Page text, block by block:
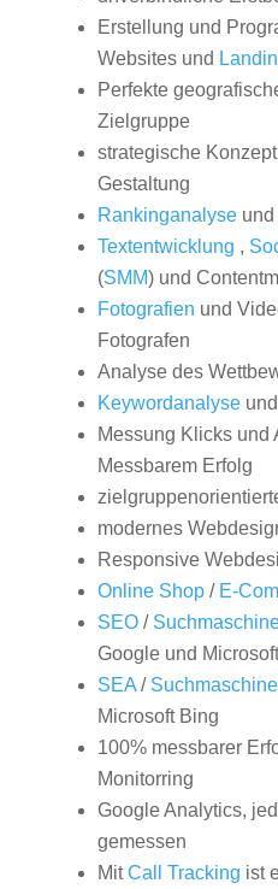
Erstellung und
Websites und
Perfekte
Zielgruppe
strategische
Gestaltung
Rankinganalyseund
Textentwicklung ,
(SMM) und
Fotografien und
Fotografen
Analyse des
Keywordanalyseund
Messung Klicks und
Messbarem Erfolg
modernes
Responsive
Online Shop/ E-
SEO/
Google und
SEA/
Microsoft Bing
100% messbarer
Monitorring
Google Analytics,
gemessen
MitCall Tracking ist